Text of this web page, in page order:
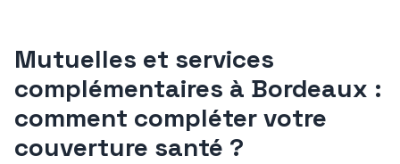
Mutuelles et services
complémentaires à Bordeaux :
comment compléter votre
couverture santé ?